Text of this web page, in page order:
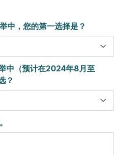
中，您的第一选择是？
中（预计在2024年8月至
？